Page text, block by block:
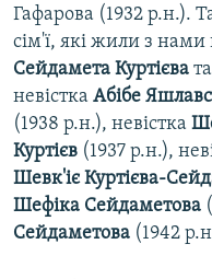
Гафарова (1932 р.н.).
сім'ї, які жили з нами
Сейдамета Куртієва
невістка Абібе
(1938 р.н.), невістка
Куртієв (1937 р.н.),
Шевк'іє Куртієва-
Шефіка Сейдаметова
Сейдаметова (1942